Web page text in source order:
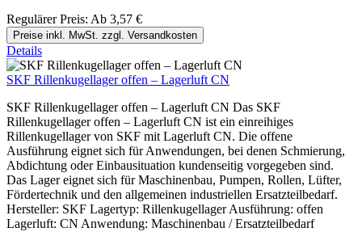
Regulärer Preis: Ab 3,57 €
Preise inkl. MwSt. zzgl. Versandkosten
Details
SKF Rillenkugellager offen – Lagerluft CN
SKF Rillenkugellager offen – Lagerluft CN Das SKF
Rillenkugellager offen – Lagerluft CN ist ein einreihiges
Rillenkugellager von SKF mit Lagerluft CN. Die offene
Ausführung eignet sich für Anwendungen, bei denen Schmierung,
Abdichtung oder Einbausituation kundenseitig vorgegeben sind.
Das Lager eignet sich für Maschinenbau, Pumpen, Rollen, Lüfter,
Fördertechnik und den allgemeinen industriellen Ersatzteilbedarf.
Hersteller: SKF Lagertyp: Rillenkugellager Ausführung: offen
Lagerluft: CN Anwendung: Maschinenbau / Ersatzteilbedarf